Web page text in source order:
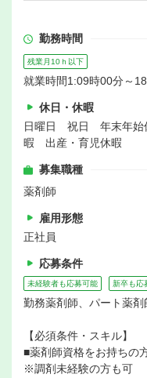
勤務時間
残業月10ｈ以下
就業時間1:09時00分～
休日・休暇
日曜日 祝日 年末年
暇 出産・育児休暇
募集職種
薬剤師
雇用形態
正社員
応募条件
未経験者も応募可能 新卒も応
勤務薬剤師、パート薬剤
【必須条件・スキル】
■薬剤師資格をお持ちの
※調剤未経験の方も可